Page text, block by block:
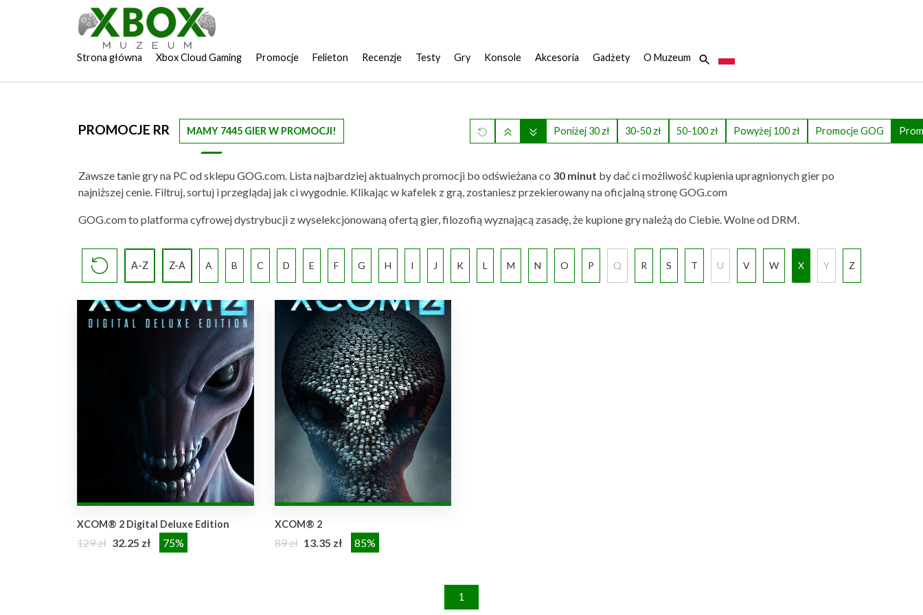
Strona główna Xbox Cloud Gaming Promocje Felieton Recenzje Testy Gry Konsole Akcesoria Gadżety O Muzeum
PROMOCJE RR MAMY 7445 GIER W PROMOCJI! Poniżej 30 zł 30-50 zł 50-100 zł Powyżej 100 zł Promocje GOG
Zawsze tanie gry na PC od sklepu GOG.com. Lista najbardziej aktualnych promocji bo odświeżana co 30 minut by dać ci możliwość kupienia upragnionych gier po
najniższej cenie. Filtruj, sortuj i przeglądaj jak ci wygodnie. Klikając w kafelek z grą, zostaniesz przekierowany na oficjalną stronę GOG.com
GOG.com to platforma cyfrowej dystrybucji z wyselekcjonowaną ofertą gier, filozofią wyznającą zasadę, że kupione gry należą do Ciebie. Wolne od DRM.
A-Z Z-A A B C D E F G H I J K L M N O P Q R S T U V W X Y Z
XCOM® 2 Digital Deluxe Edition
129 zł 32.25 zł 75%
XCOM® 2
89 zł 13.35 zł 85%
1